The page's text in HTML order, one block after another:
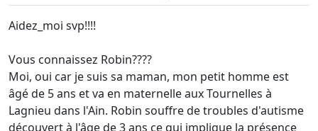
Aidez_moi svp!!!!
Vous connaissez Robin????
Moi, oui car je suis sa maman, mon petit homme est
âgé de 5 ans et va en maternelle aux Tournelles à
Lagnieu dans l'Ain. Robin souffre de troubles d'autisme
découvert à l'âge de 3 ans ce qui implique la présence